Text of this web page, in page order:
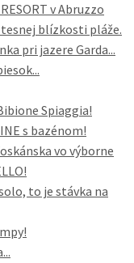
v Abruzzo
blízkosti pláže.
pri jazere Garda...
Spiaggia!
s bazénom!
vo výborne
to je stávka na